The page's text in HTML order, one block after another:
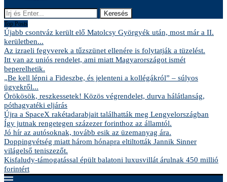
Keresés
Top Posts
Újabb csontváz került elő Matolcsy Györgyék után, most már a II.
kerületben...
Az izraeli fegyverek a tűzszünet ellenére is folytatják a tüzelést.
Itt van az uniós rendelet, ami miatt Magyarországot ismét
beperelhetik.
„Be kell lépni a Fideszbe, és jelenteni a kollégákról” – súlyos
ügyekről...
Örökösök, reszkessetek! Közös végrendelet, durva hálátlanság,
póthagyatéki eljárás
Újra a SpaceX rakétadarabjait találhatták meg Lengyelországban
Így jutnak rengetegen százezer forinthoz az államtól.
Jó hír az autósoknak, tovább esik az üzemanyag ára.
Doppingvétség miatt három hónapra eltiltották Jannik Sinner
világelső teniszezőt.
Kisfaludy-támogatással épült balatoni luxusvillát árulnak 450 millió
forintért